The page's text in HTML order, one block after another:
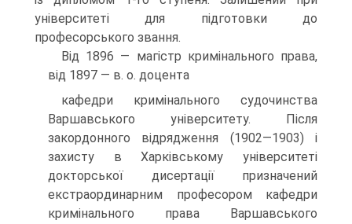
університеті для підготовки до
професорського звання.
Від 1896 — магістр кримінального права,
від 1897 — в. о. доцента
кафедри кримінального судочинства
Варшавського університету. Після
закордонного відрядження (1902—1903) і
захисту в Харківському університеті
докторської дисертації призначений
екстраординарним професором кафедри
кримінального права Варшавського